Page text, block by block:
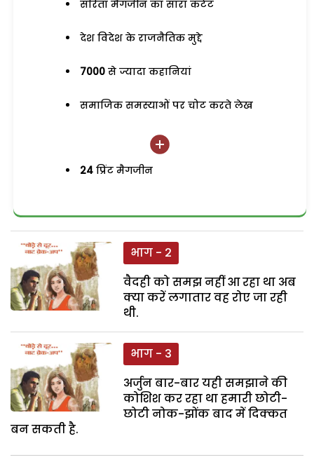
सरिता मैगजीन का सारा कंटेंट
देश विदेश के राजनैतिक मुद्दे
7000 से ज्यादा कहानियां
समाजिक समस्याओं पर चोट करते लेख
24 प्रिंट मैगजीन
भाग - 2
वैदही को समझ नहीं आ रहा था अब
क्या करें लगातार वह रोए जा रही
थी.
भाग - 3
अर्जुन बार-बार यही समझाने की
कोशिश कर रहा था हमारी छोटी-
छोटी नोक-झोंक बाद में दिक्कत
बन सकती है.